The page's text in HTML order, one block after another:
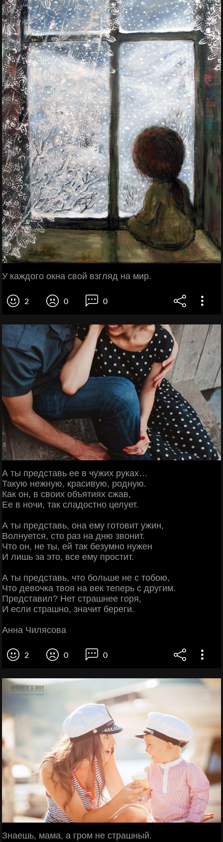
У каждого окна свой взгляд на мир.
2 0 0
А ты представь ее в чужих руках…
Такую нежную, красивую, родную.
Как он, в своих объятиях сжав,
Ее в ночи, так сладостно целует.
А ты представь, она ему готовит ужин,
Волнуется, сто раз на дню звонит.
Что он, не ты, ей так безумно нужен
И лишь за это, все ему простит.
А ты представь, что больше не с тобою,
Что девочка твоя на век теперь с другим.
Представил? Нет страшнее горя,
И если страшно, значит береги.
Анна Чилясова
2 0 0
Знаешь, мама, а гром не страшный.